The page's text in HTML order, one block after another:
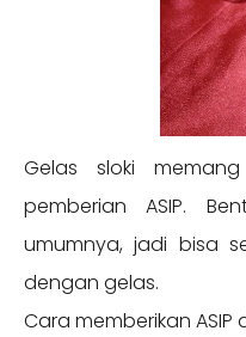
Gelas sloki
pemberian ASIP.
umumnya, jadi bisa
dengan gelas.
Cara memberikan ASIP